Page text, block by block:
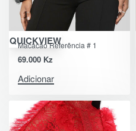
QUICKVIEW
Macacão Referência # 1
69.000 Kz
Adicionar